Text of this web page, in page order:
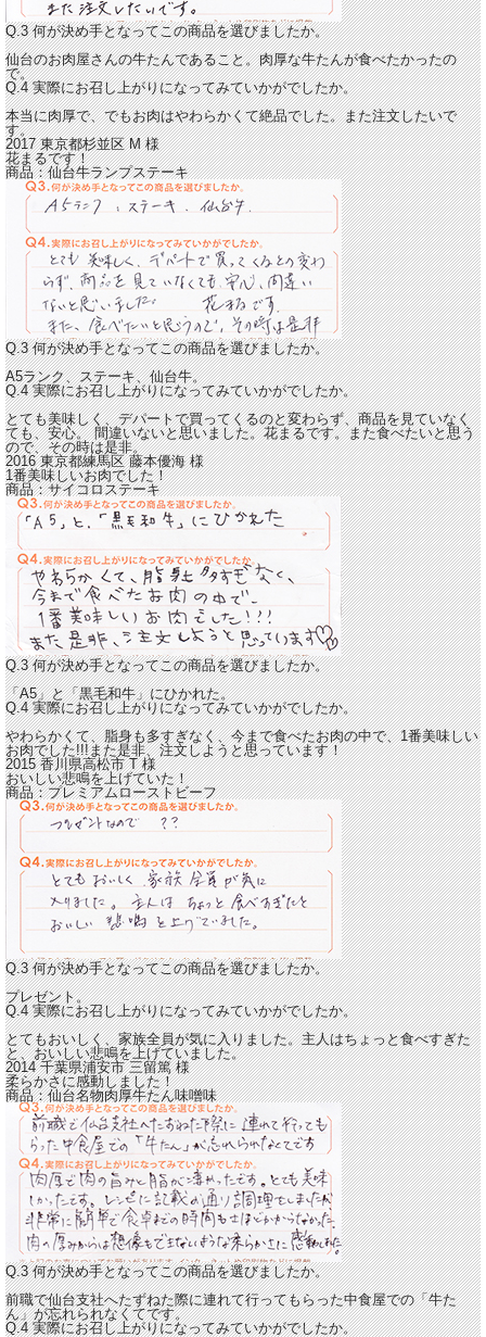
Q.3 何が決め手となってこの商品を選びましたか。
仙台のお肉屋さんの牛たんであること。肉厚な牛たんが食べたかったの
で。
Q.4 実際にお召し上がりになってみていかがでしたか。
本当に肉厚で、でもお肉はやわらかくて絶品でした。また注文したいで
す。
2017 東京都杉並区M様
花まるです！
商品：仙台牛ランプステーキ
Q.3 何が決め手となってこの商品を選びましたか。
A5ランク、ステーキ、仙台牛。
Q.4 実際にお召し上がりになってみていかがでしたか。
とても美味しく、デパートで買ってくるのと変わらず、商品を見ていなく
ても、安心。間違いないと思いました。花まるです。また食べたいと思う
ので、その時は是非。
2016 東京都練馬区藤本優海様
1番美味しいお肉でした！
商品：サイコロステーキ
Q.3 何が決め手となってこの商品を選びましたか。
「A5」と「黒毛和牛」にひかれた。
Q.4 実際にお召し上がりになってみていかがでしたか。
やわらかくて、脂身も多すぎなく、今まで食べたお肉の中で、1番美味しい
お肉でした!!!また是非、注文しようと思っています！
2015 香川県高松市T様
おいしい悲鳴を上げていた！
商品：プレミアムローストビーフ
Q.3 何が決め手となってこの商品を選びましたか。
プレゼント。
Q.4 実際にお召し上がりになってみていかがでしたか。
とてもおいしく、家族全員が気に入りました。主人はちょっと食べすぎた
と、おいしい悲鳴を上げていました。
2014 千葉県浦安市三留篤様
柔らかさに感動しました！
商品：仙台名物肉厚牛たん味噌味
Q.3 何が決め手となってこの商品を選びましたか。
前職で仙台支社へたずねた際に連れて行ってもらった中食屋での「牛た
ん」が忘れられなくてです。
Q.4 実際にお召し上がりになってみていかがでしたか。